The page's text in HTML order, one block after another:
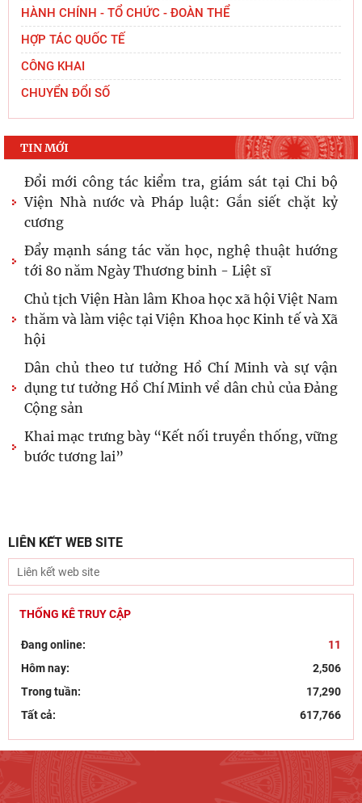
HÀNH CHÍNH - TỔ CHỨC - ĐOÀN THỂ
HỢP TÁC QUỐC TẾ
CÔNG KHAI
CHUYỂN ĐỔI SỐ
TIN MỚI
Thường trực Hội đồng Lý luận Trung ương làm
việc với Tiểu ban Văn hóa - Xã hội - Văn học,
nghệ
Viện Hàn lâm Khoa học xã hội Việt Nam và Học
Thỏa
Hội thảo khoa học quốc tế: “Nền kinh tế độc lập,
tự chủ: Sáng kiến của Cộng hòa Dân chủ Nhân
dân
Đổi mới công tác kiểm tra, giám sát tại Chi bộ
Viện Nhà nước và Pháp luật: Gắn siết chặt kỷ
cương
Đẩy mạnh sáng tác văn học, nghệ thuật hướng
tới 80 năm Ngày Thương binh - Liệt sĩ
Chủ tịch Viện Hàn lâm Khoa học xã hội Việt Nam
thăm và làm việc tại Viện Khoa học Kinh tế và Xã
hội
Dân chủ theo tư tưởng Hồ Chí Minh và sự vận
dụng tư tưởng Hồ Chí Minh về dân chủ của Đảng
Cộng sản
LIÊN KẾT WEB SITE
THỐNG KÊ TRUY CẬP
Đang online:
11
Hôm nay:
2,506
Trong tuần:
17,290
Tất cả:
617,766